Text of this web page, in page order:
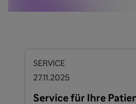
SERVICE
27.11.2025
Service für Ihre